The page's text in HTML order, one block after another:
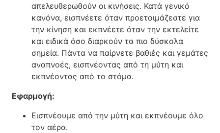
απελευθερωθούν οι κινήσεις. Κατά γενικό
κανόνα, εισπνέετε όταν προετοιμάζεστε για
την κίνηση και εκπνέετε όταν την εκτελείτε
και ειδικά όσο διαρκούν τα πιο δύσκολα
σημεία. Πάντα να παίρνετε βαθιές και γεμάτες
αναπνοές, εισπνέοντας από τη μύτη και
εκπνέοντας από το στόμα.
Εφαρμογή:
Εισπνέουμε από την μύτη και εκπνέουμε όλο
τον αέρα.